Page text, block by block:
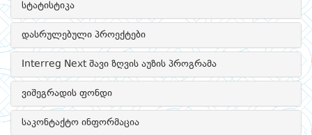
სტატისტიკა
დასრულებული პროექტები
Interreg Next შავი ზღვის აუზის პროგრამა
ვიშეგრადის ფონდი
საკონტაქტო ინფორმაცია